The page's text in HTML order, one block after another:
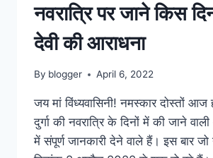
नवरात्रि पर जाने किस
देवी की आराधना
By blogger April 6, 2022
जय मां विंध्यवासिनी! नमस्कार दोस्तों
दुर्गा की नवरात्रि के दिनों में की जाने
में संपूर्ण जानकारी देने वाले हैं। इस बार जो